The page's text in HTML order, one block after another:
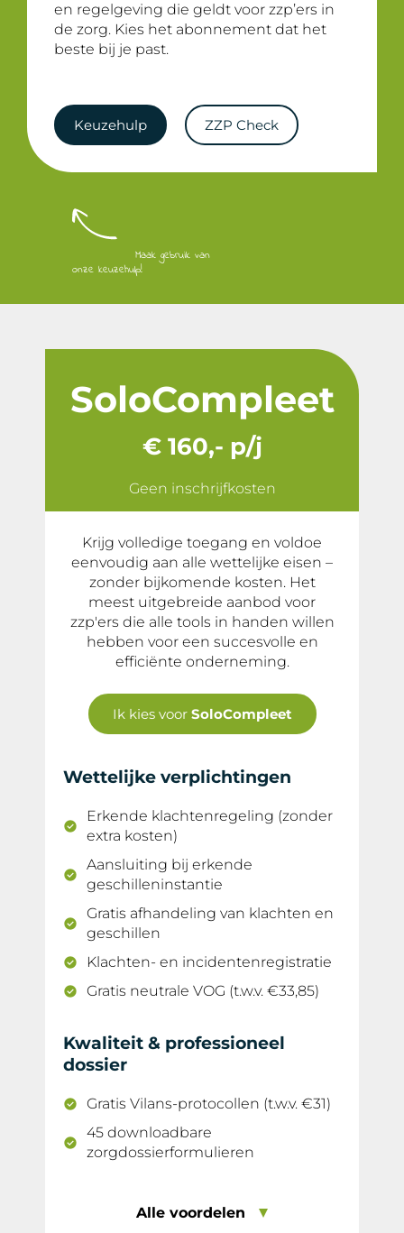
en regelgeving die geldt voor zzp’ers in
de zorg. Kies het abonnement dat het
beste bij je past.
Keuzehulp ZZP Check
Maak gebruik van
onze keuzehulp!
SoloCompleet
€ 160,- p/j
Geen inschrijfkosten
Krijg volledige toegang en voldoe
eenvoudig aan alle wettelijke eisen –
zonder bijkomende kosten. Het
meest uitgebreide aanbod voor
zzp'ers die alle tools in handen willen
hebben voor een succesvolle en
efficiënte onderneming.
Ik kies voor SoloCompleet
Wettelijke verplichtingen
Erkende klachtenregeling (zonder
extra kosten)
Aansluiting bij erkende
geschilleninstantie
Gratis afhandeling van klachten en
geschillen
Klachten- en incidentenregistratie
Gratis neutrale VOG (t.w.v. €33,85)
Kwaliteit & professioneel
dossier
Gratis Vilans-protocollen (t.w.v. €31)
45 downloadbare
zorgdossierformulieren
Alle voordelen